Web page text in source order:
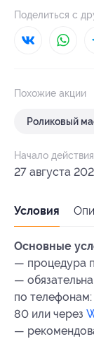
Поделиться с
Похожие акции
Роликовый
Начало действия
27 августа
Условия
Основные
— процедура
—
по
80 или через
—